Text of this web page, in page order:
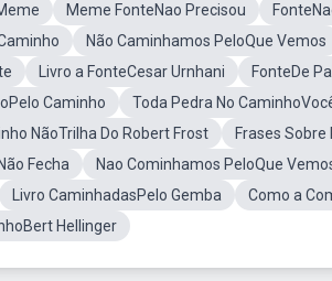
Meme FonteNao Precisou
Não Caminhamos PeloQue Vemos
Livro a FonteCesar Urnhani FonteDe
Caminho
Toda Pedra No
NãoTrilha Do Robert Frost
Frases
Fecha
Nao Cominhamos PeloQue
Livro CaminhadasPelo Gemba
Como a
Hellinger